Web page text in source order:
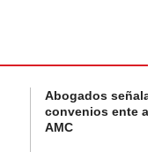
Abogados
convenios ente
AMC